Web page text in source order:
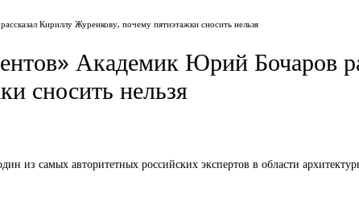
Кириллу Журенкову, почему пятиэтажки сносить нельзя
Академик Юрий Бочаров
сносить нельзя
из самых авторитетных российских экспертов в области